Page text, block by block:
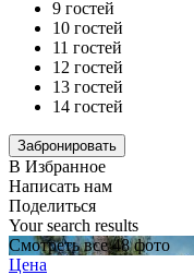
9 гостей
10 гостей
11 гостей
12 гостей
13 гостей
14 гостей
В Избранное
Написать нам
Поделиться
Your search results
Смотреть все 48 фото
Цена